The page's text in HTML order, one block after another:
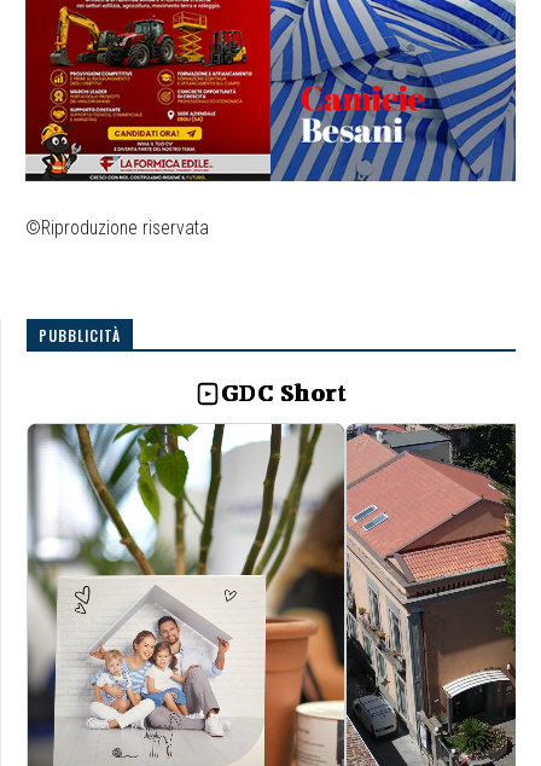
©Riproduzione riservata
PUBBLICITÀ
GDC Short